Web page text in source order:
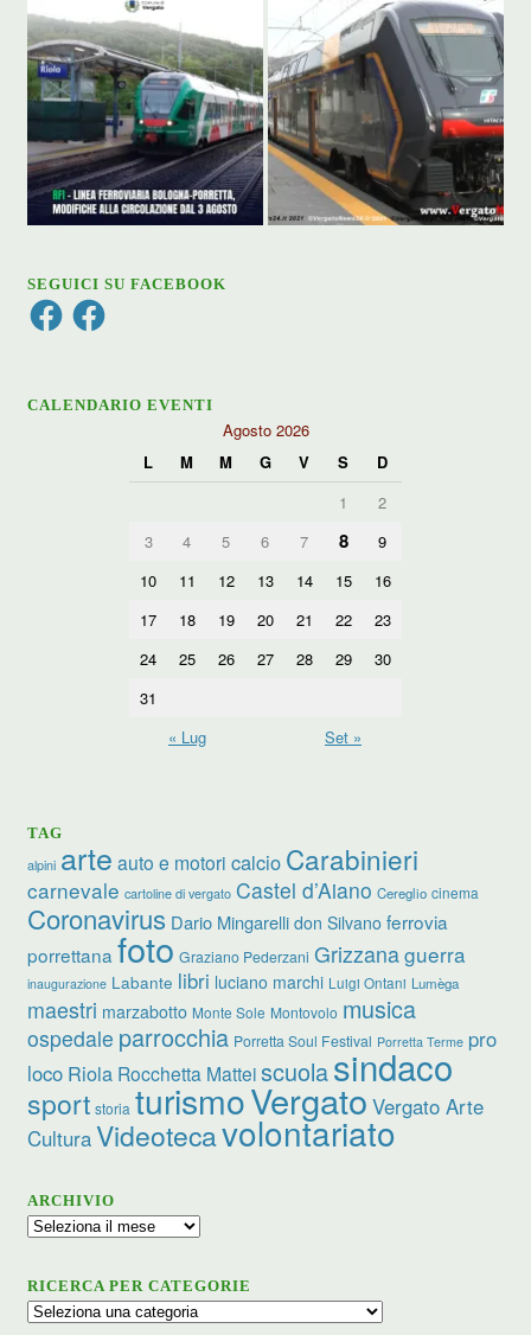
SEGUICI SU FACEBOOK
FacebookFacebook
CALENDARIO EVENTI
Agosto 2026
L
M M G V S
D
1
2
3
4 5 6 7 8
9
10
11 12 13 14 15
16
17
18 19 20 21 22
23
24
25 26 27 28 29
30
31
« Lug
Set »
TAG
alpini arte auto e motori calcio Carabinieri
carnevale cartoline di vergato Castel d’Aiano Cereglio cinema
Coronavirus Dario Mingarelli don Silvano ferrovia
porrettana foto Graziano Pederzani Grizzanaguerra
inaugurazione Labante libri luciano marchi Luigi Ontani Lumèga
maestri marzabotto Monte Sole Montovolo musica
ospedale parrocchia Porretta Soul Festival Porretta Terme pro
loco Riola Rocchetta Matteiscuolasindaco
sport storia turismoVergato Vergato Arte
CulturaVideotecavolontariato
ARCHIVIO
Archivio
RICERCA PER CATEGORIE
Ricerca